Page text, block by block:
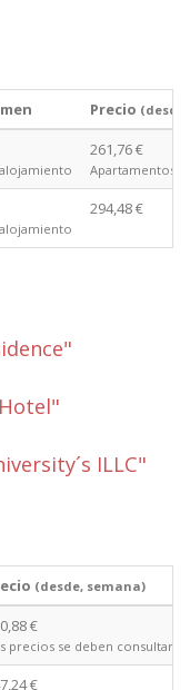
Precio
261,76 €
Apartamentos
294,48 €
ILLC"
(desde, semana)
€
precios se deben consultar
€